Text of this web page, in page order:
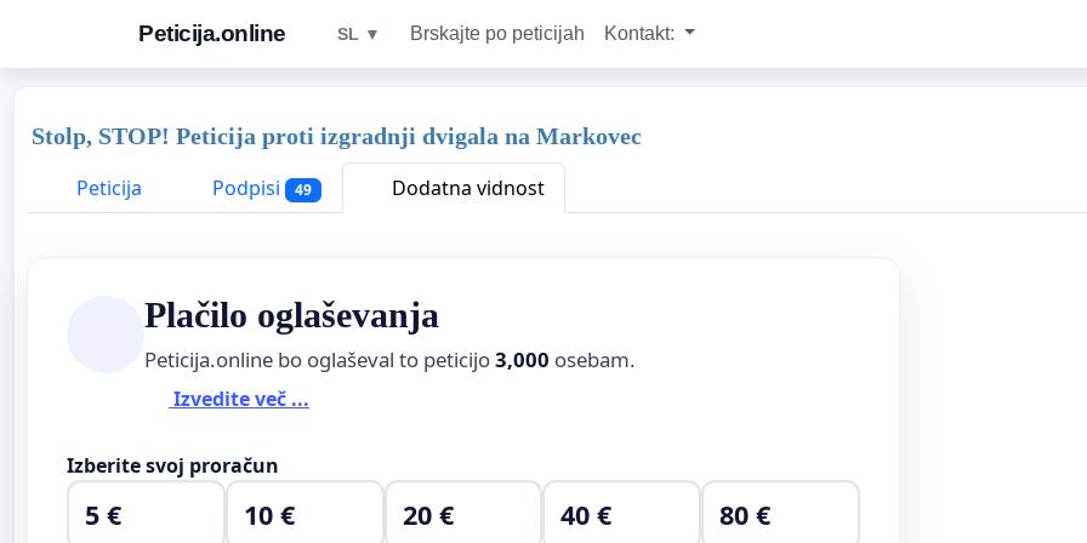
Peticija.online SL ▼ Brskajte po peticijah Kontakt:
Stolp, STOP! Peticija proti izgradnji dvigala na Markovec
Peticija
Podpisi 49 Dodatna vidnost
Plačilo oglaševanja
Peticija.online bo oglaševal to peticijo3,000 osebam.
Izvedite več ...
Izberite svoj proračun
5 € 10 € 20 € 40 € 80 €